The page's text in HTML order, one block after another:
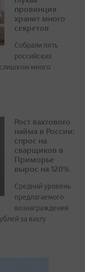
провинция
хранит много
секретов
Собрали пять
российских
слишком много
Рост вахтового
найма в России:
спрос на
сварщиков в
Приморье
вырос на 120%
Средний уровень
предлагаемого
вознаграждения
за вахту